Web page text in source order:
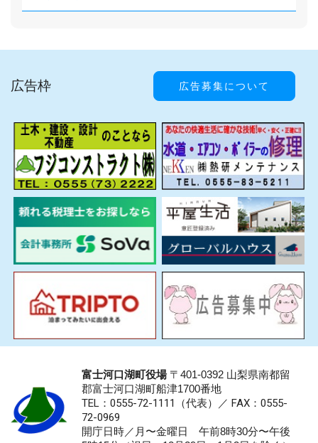
広告枠 広告募集について
富士河口湖町役場〒401-0392 山梨県南都留
郡富士河口湖町船津1700番地
TEL：0555-72-1111 （代表）／ FAX：0555-
72-0969
開庁日時／月〜金曜日 午前8時30分〜午後